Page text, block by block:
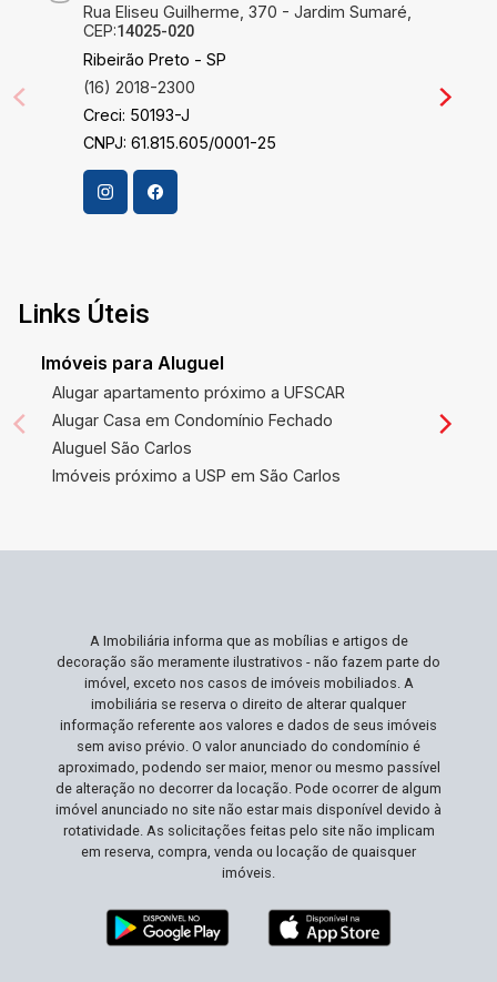
Rua Eliseu Guilherme, 370 - Jardim Sumaré,
CEP:14025-020
Ribeirão Preto - SP
(16) 2018-2300
Creci: 50193-J
CNPJ: 61.815.605/0001-25
Links Úteis
Imóveis para Aluguel
Alugar apartamento próximo a UFSCAR
Alugar Casa em Condomínio Fechado
Aluguel São Carlos
Imóveis próximo a USP em São Carlos
A Imobiliária informa que as mobílias e artigos de
decoração são meramente ilustrativos - não fazem parte do
imóvel, exceto nos casos de imóveis mobiliados. A
imobiliária se reserva o direito de alterar qualquer
informação referente aos valores e dados de seus imóveis
sem aviso prévio. O valor anunciado do condomínio é
aproximado, podendo ser maior, menor ou mesmo passível
de alteração no decorrer da locação. Pode ocorrer de algum
imóvel anunciado no site não estar mais disponível devido à
rotatividade. As solicitações feitas pelo site não implicam
em reserva, compra, venda ou locação de quaisquer
imóveis.